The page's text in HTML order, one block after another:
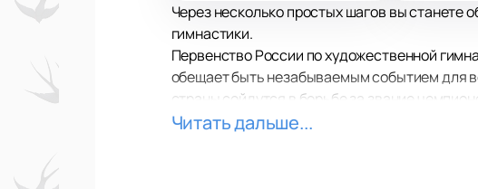
Через несколько простых шагов вы станете
гимнастики.
Первенство России по художественной
обещает быть незабываемым событием для
страны сойдутся в борьбе за звание
воображение грацию.
Читать дальше...